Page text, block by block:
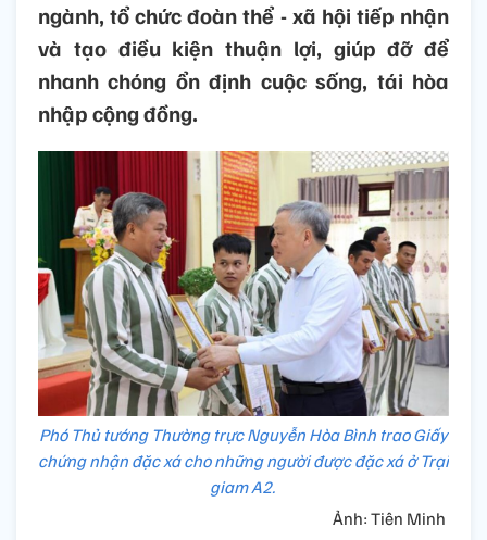
ngành, tổ chức đoàn thể - xã hội tiếp nhận
và tạo điều kiện thuận lợi, giúp đỡ để
nhanh chóng ổn định cuộc sống, tái hòa
nhập cộng đồng.
Phó Thủ tướng Thường trực Nguyễn Hòa Bình trao Giấy
chứng nhận đặc xá cho những người được đặc xá ở Trại
giam A2.
Ảnh: Tiên Minh